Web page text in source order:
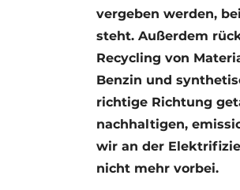
Freie Stellen
Videos
vergeben werden,
steht. Außerdem
Recycling von
Benzin und
richtige Richtung
nachhaltigen,
wir an der
nicht mehr vorbei.